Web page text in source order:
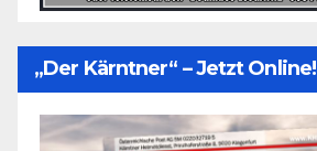
„Der Kärntner“ – Jetzt Online!